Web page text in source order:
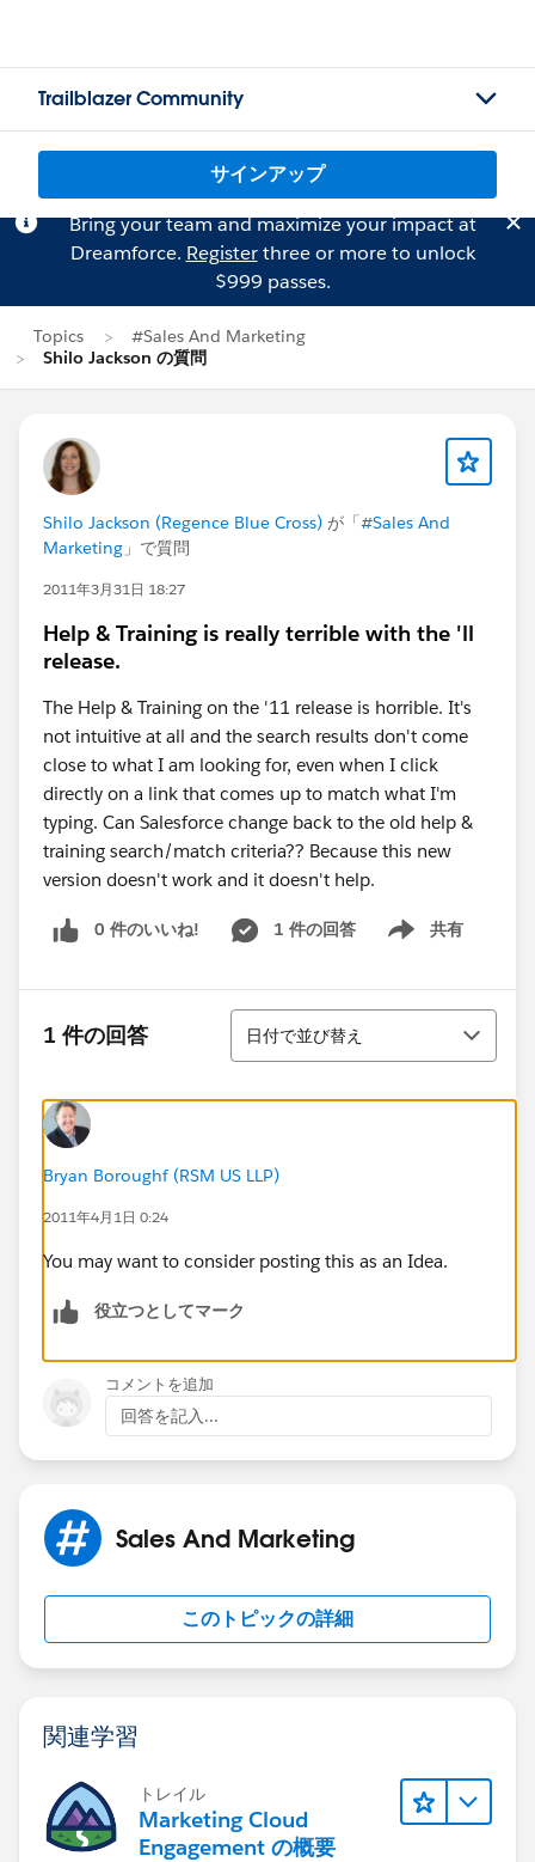
Trailblazer Community
サインアップ
Bring your team and maximize your impact at
Dreamforce. Registerthree or more to unlock
$999 passes.
Topics
#Sales And Marketing
Shilo Jackson の質問
Shilo Jackson (Regence Blue Cross) が「#Sales And
Marketing 」で質問
2011年3月31日 18:27
Help & Training is really terrible with the 'll
release.
The Help & Training on the '11 release is horrible. It's
not intuitive at all and the search results don't come
close to what I am looking for, even when I click
directly on a link that comes up to match what I'm
typing. Can Salesforce change back to the old help &
training search/match criteria?? Because this new
version doesn't work and it doesn't help.
0 件のいいね! 1 件の回答 共有
Show menu
1 件の回答
並び替え
日付で並び替え
Bryan Boroughf (RSM US LLP)
2011年4月1日 0:24
You may want to consider posting this as an Idea.
役立つとしてマーク
コメントを追加
回答を記入...
Sales And Marketing
このトピックの詳細
関連学習
トレイル
Marketing Cloud
Engagement の概要